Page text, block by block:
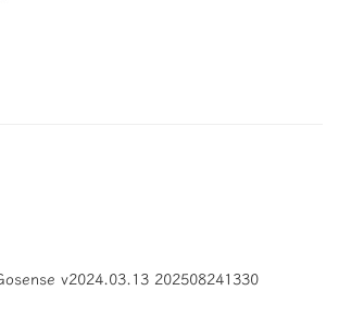
v2024.03.13 202508241330